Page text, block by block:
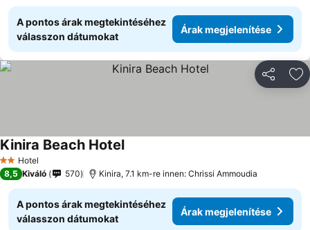
A pontos árak megtekintéséhez
válasszon dátumokat
Árak megjelenítése
2 Kategória
Hotel
Kinira Beach Hotel
8,5 Kiváló 570 Kinira, 7.1 km-re innen: Chrissi Ammoudia
A pontos árak megtekintéséhez
válasszon dátumokat
Árak megjelenítése